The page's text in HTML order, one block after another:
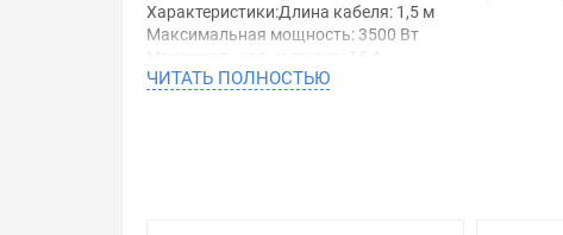
Характеристики:Длина кабеля: 1,5 м
Максимальная мощность: 3500 Вт
Максимальная нагрузка: 16 А
Количество розеток (евро) с заземлением: 3 шт
Обращаем Ваше внимание, что размещенная на
необходимо уточнить у менеджеров, которые с
ЧИТАТЬ ПОЛНОСТЬЮ